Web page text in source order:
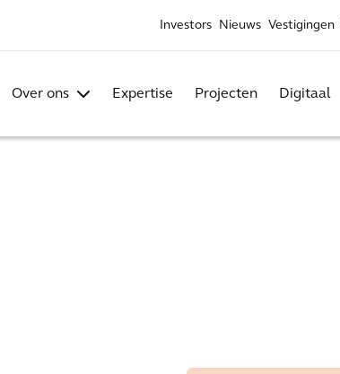
Investors Nieuws Vestigingen
Over ons Expertise Projecten Digitaal